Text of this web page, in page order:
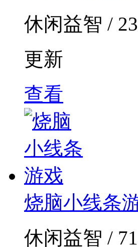
休闲益智 /
更新
查看
烧脑小线条
休闲益智 /